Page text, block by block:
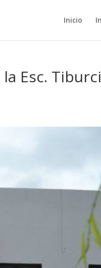
Inicio
Esc.